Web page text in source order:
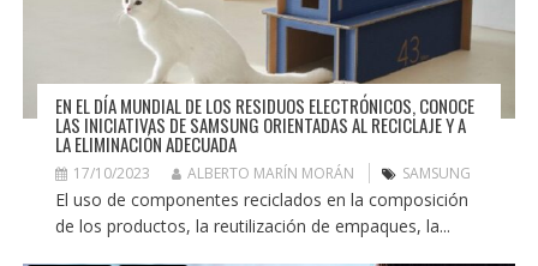
EN EL DÍA MUNDIAL DE LOS RESIDUOS ELECTRÓNICOS, CONOCE
LAS INICIATIVAS DE SAMSUNG ORIENTADAS AL RECICLAJE Y A
LA ELIMINACIÓN ADECUADA
17/10/2023 ALBERTO MARÍN MORÁN SAMSUNG
El uso de componentes reciclados en la composición
de los productos, la reutilización de empaques, la...